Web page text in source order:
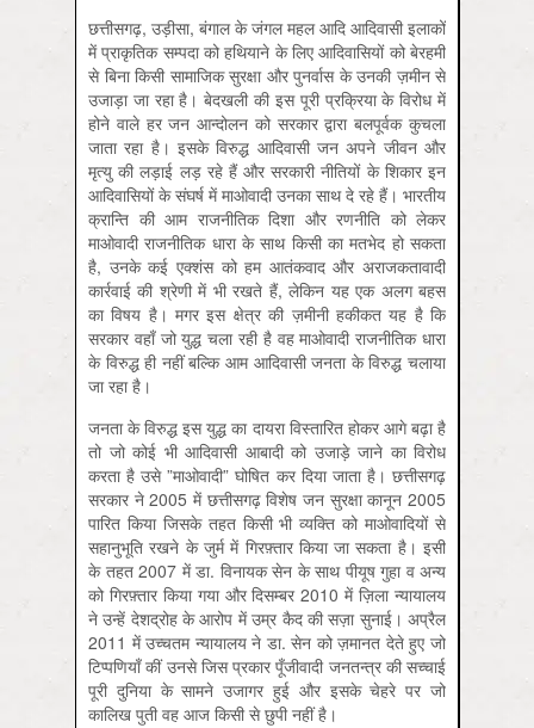
छत्तीसगढ़, उड़ीसा, बंगाल के जंगल महल आदि आदिवासी इलाकों
में प्राकृतिक सम्पदा को हथियाने के लिए आदिवासियों को बेरहमी
से बिना किसी सामाजिक सुरक्षा और पुनर्वास के उनकी ज़मीन से
उजाड़ा जा रहा है। बेदखली की इस पूरी प्रक्रिया के विरोध में
होने वाले हर जन आन्दोलन को सरकार द्वारा बलपूर्वक कुचला
जाता रहा है। इसके विरुद्ध आदिवासी जन अपने जीवन और
मृत्यु की लड़ाई लड़ रहे हैं और सरकारी नीतियों के शिकार इन
आदिवासियों के संघर्ष में माओवादी उनका साथ दे रहे हैं। भारतीय
क्रान्ति की आम राजनीतिक दिशा और रणनीति को लेकर
माओवादी राजनीतिक धारा के साथ किसी का मतभेद हो सकता
है, उनके कई एक्शंस को हम आतंकवाद और अराजकतावादी
कार्रवाई की श्रेणी में भी रखते हैं, लेकिन यह एक अलग बहस
का विषय है। मगर इस क्षेत्र की ज़मीनी हकीकत यह है कि
सरकार वहाँ जो युद्ध चला रही है वह माओवादी राजनीतिक धारा
के विरुद्ध ही नहीं बल्कि आम आदिवासी जनता के विरुद्ध चलाया
जा रहा है।
जनता के विरुद्ध इस युद्ध का दायरा विस्तारित होकर आगे बढ़ा है
तो जो कोई भी आदिवासी आबादी को उजाड़े जाने का विरोध
करता है उसे ”माओवादी” घोषित कर दिया जाता है। छत्तीसगढ़
सरकार ने 2005 में छत्तीसगढ़ विशेष जन सुरक्षा कानून 2005
पारित किया जिसके तहत किसी भी व्यक्ति को माओवादियों से
सहानुभूति रखने के जुर्म में गिरफ़्तार किया जा सकता है। इसी
के तहत 2007 में डा. विनायक सेन के साथ पीयूष गुहा व अन्य
को गिरफ़्तार किया गया और दिसम्बर 2010 में ज़िला न्यायालय
ने उन्हें देशद्रोह के आरोप में उम्र कैद की सज़ा सुनाई। अप्रैल
2011 में उच्चतम न्यायालय ने डा. सेन को ज़मानत देते हुए जो
टिप्पणियाँ कीं उनसे जिस प्रकार पूँजीवादी जनतन्‍त्र की सच्चाई
पूरी दुनिया के सामने उजागर हुई और इसके चेहरे पर जो
कालिख पुती वह आज किसी से छुपी नहीं है।